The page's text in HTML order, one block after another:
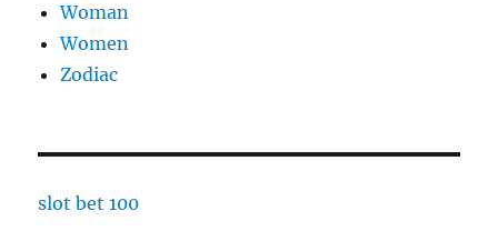
Woman
Women
Zodiac
slot bet 100